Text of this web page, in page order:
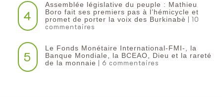
4
Assemblée législative du peuple : Mathieu
Boro fait ses premiers pas à l’hémicycle et
promet de porter la voix des Burkinabè | 10
commentaires
5
Le Fonds Monétaire International-FMI-, la
Banque Mondiale, la BCEAO, Dieu et la rareté
de la monnaie | 6 commentaires